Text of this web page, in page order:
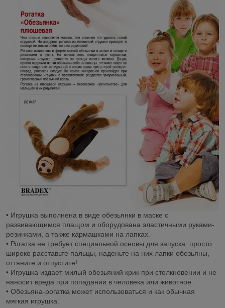
• Игрушка выполнена в виде обезьянки в маске с
развивающимся плащом и оборудована эластичными руками-
резинками, а также кармашками на лапках.
• Рогатка не требует специальной основы для запуска: просто
широко расставьте пальцы, наденьте на них лапки обезьяны,
оттяните и отпустите!
• Игрушка издает милый обезьяний крик при столкновении и не
наносит вреда при попадании в человека или животное.
• Обезьяна-рогатка может использоваться и как обычная
мягкая игрушка.